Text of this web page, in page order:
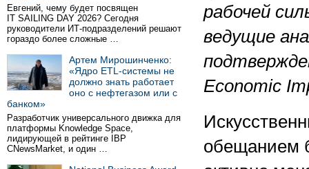
Евгений, чему будет посвящен
IT SAILING DAY 2026? Сегодня
руководители ИТ-подразделений решают
гораздо более сложные …
Артем Мирошинченко:
«Ядро ETL-системы не
должно знать работает
оно с нефтегазом или с
банком»
Разработчик универсального движка для
платформы Knowledge Space,
лидирующей в рейтинге IBP
CNewsMarket, и один …
рабочей
ведущие
Economic
обещанием